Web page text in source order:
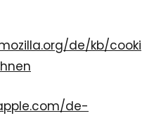
de/kb/cooki
de-